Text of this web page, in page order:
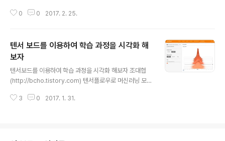
는 원본 데이타의 양이 한정되어 있으니, 현재의 데이타를
각했는데..) 오늘 튜토리얼을 보다보니, 구체적인 그 방법이
나와 있어서 잠깐 메모 해놓는다https://www.tensorflo
w.org/tutorials/deep_cnn 여기서 소개된 방법은이미
지의 좌/우를 바꾼다거나, 이미지의 밝기나 선명도를 바꾸
는 방법을 사용한다.
0 0 2017. 2. 25.
텐서 보드를 이용하여 학습 과정을 시각화 해
보자
텐서보드를 이용하여 학습 과정을 시각화 해보자 조대협
(http://bcho.tistory.com) 텐서플로우로 머신러닝 모델
행되면서 어떻게 변화하는지 모니터링 하기가 어렵다. 앞
3 0 2017. 1. 31.